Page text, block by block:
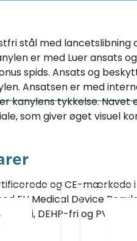
stål med lancetslibning
er med Luer ansats
spids. Ansats og
Ansatsen er med
kanylens tykkelse. Navet
som giver øget visuel
og CE-mærkede i
EU Medical Device
DEHP-fri og PVC-